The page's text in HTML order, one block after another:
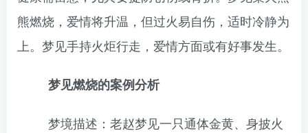
熊燃烧，爱情将升温，但过火易自伤，适时冷静为
上。梦见手持火炬行走，爱情方面或有好事发生。
梦见燃烧的案例分析
梦境描述：老赵梦见一只通体金黄、身披火